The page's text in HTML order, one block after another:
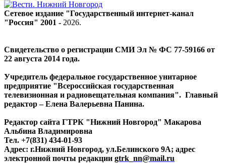
Сетевое издание "Государственный интернет-канал
"Россия" 2001 - 2026.
Свидетельство о регистрации СМИ Эл № ФС 77-59166 от
22 августа 2014 года.
Учредитель федеральное государственное унитарное
предприятие "Всероссийская государственная
телевизионная и радиовещательная компания". Главный
редактор – Елена Валерьевна Панина.
Редактор сайта ГТРК "Нижний Новгород" Макарова
Альбина Владимировна
Тел. +7(831) 434-01-93
Адрес: г.Нижний Новгород, ул.Белинского 9А; адрес
электронной почты редакции gtrk_nn@mail.ru